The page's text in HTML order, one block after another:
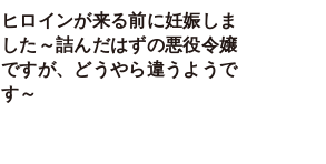
ヒロインが来る前に妊娠しま
した～詰んだはずの悪役令嬢
ですが、どうやら違うようで
す～